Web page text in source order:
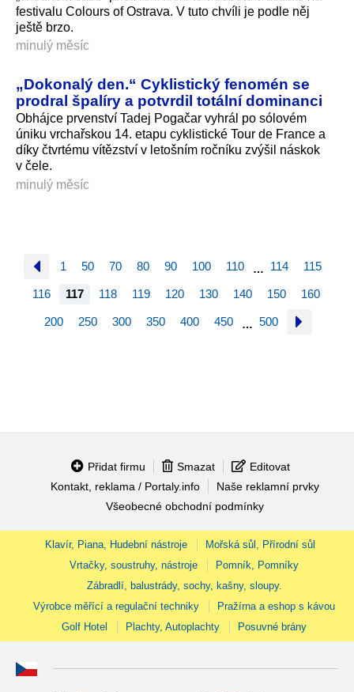
festivalu Colours of Ostrava. V tuto chvíli je podle něj
ještě brzo.
minulý měsíc
„Dokonalý den.“ Cyklistický fenomén se
prodral špalíry a potvrdil totální dominanci
Obhájce prvenství Tadej Pogačar vyhrál po sólovém
úniku vrchařskou 14. etapu cyklistické Tour de France a
díky čtvrtému vítězství v letošním ročníku zvýšil náskok
v čele.
minulý měsíc
1 50 70 80 90 100 110 … 114 115
116 117 118 119 120 130 140 150 160
200 250 300 350 400 450 … 500
Přidat firmu Smazat
Editovat
Kontakt, reklama / Portaly.info
Naše reklamní prvky
Všeobecné obchodní podmínky
Klavír, Piana, Hudební nástroje
Mořská sůl, Přírodní sůl
Vrtačky, soustruhy, nástroje
Pomník, Pomníky
Zábradlí, balustrády, sochy, kašny, sloupy.
Výrobce měřící a regulační techniky
Pražírna a eshop s kávou
Golf Hotel
Plachty, Autoplachty Posuvné brány